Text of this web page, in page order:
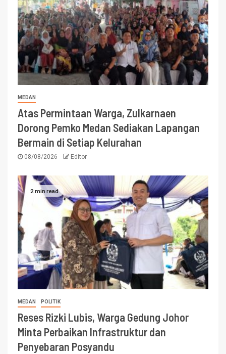
MEDAN
Atas Permintaan Warga, Zulkarnaen
Dorong Pemko Medan Sediakan Lapangan
Bermain di Setiap Kelurahan
08/08/2026 Editor
2 min read
MEDAN POLITIK
Reses Rizki Lubis, Warga Gedung Johor
Minta Perbaikan Infrastruktur dan
Penyebaran Posyandu